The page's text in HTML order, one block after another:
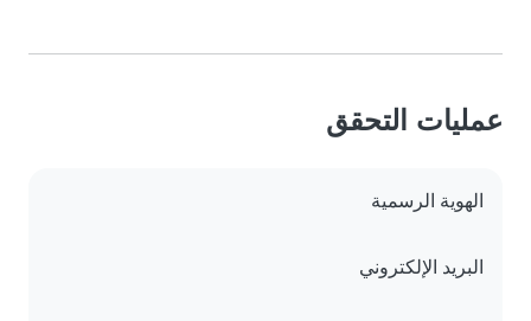
عمليات التحقق
الهوية الرسمية
البريد الإلكتروني